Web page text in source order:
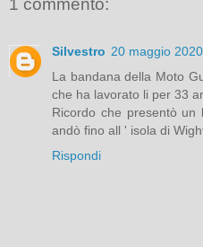
1 commento:
Silvestro 20 maggio
La bandana della Moto
che ha lavorato li per 33
Ricordo che presentò
andò fino all ' isola di
Rispondi